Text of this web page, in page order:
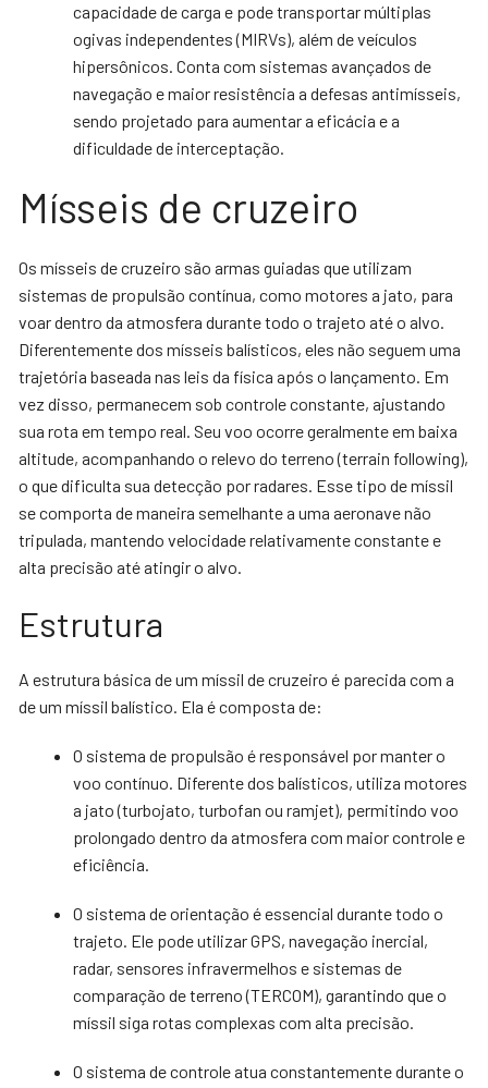
capacidade de carga e pode transportar múltiplas
ogivas independentes (MIRVs), além de veículos
hipersônicos. Conta com sistemas avançados de
navegação e maior resistência a defesas antimísseis,
sendo projetado para aumentar a eficácia e a
dificuldade de interceptação.
Mísseis de cruzeiro
Os mísseis de cruzeiro são armas guiadas que utilizam
sistemas de propulsão contínua, como motores a jato, para
voar dentro da atmosfera durante todo o trajeto até o alvo.
Diferentemente dos mísseis balísticos, eles não seguem uma
trajetória baseada nas leis da física após o lançamento. Em
vez disso, permanecem sob controle constante, ajustando
sua rota em tempo real. Seu voo ocorre geralmente em baixa
altitude, acompanhando o relevo do terreno (terrain following),
o que dificulta sua detecção por radares. Esse tipo de míssil
se comporta de maneira semelhante a uma aeronave não
tripulada, mantendo velocidade relativamente constante e
alta precisão até atingir o alvo.
Estrutura
A estrutura básica de um míssil de cruzeiro é parecida com a
de um míssil balístico. Ela é composta de:
O sistema de propulsão é responsável por manter o
voo contínuo. Diferente dos balísticos, utiliza motores
a jato (turbojato, turbofan ou ramjet), permitindo voo
prolongado dentro da atmosfera com maior controle e
eficiência.
O sistema de orientação é essencial durante todo o
trajeto. Ele pode utilizar GPS, navegação inercial,
radar, sensores infravermelhos e sistemas de
comparação de terreno (TERCOM), garantindo que o
míssil siga rotas complexas com alta precisão.
O sistema de controle atua constantemente durante o